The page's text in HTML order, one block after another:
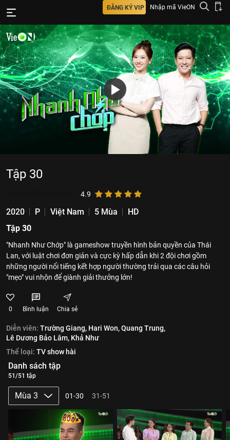
ĐĂNG KÝ VIP Nhập mã VieON
Tập 30
4.9
2020 P Việt Nam 5 Mùa
HD
Tập 30
"Nhanh Như Chớp" là gameshow truyền hình bản quyền của Thái
Lan, với luật chơi đơn giản và cực kỳ hấp dẫn khi 2 đội chơi gồm
những người nổi tiếng kết hợp người thường trải qua các câu hỏi
"mẹo" vui nhộn để giành giải thưởng lớn!
0 Bình luận Chia sẻ
Diễn viên: Trường Giang, Hari Won,Quang Trung,
Lê Dương Bảo Lâm, Khả Như
Thể loại: TV show hài
Danh sách tập
51/51 tập
Mùa 3 01-30 31-51